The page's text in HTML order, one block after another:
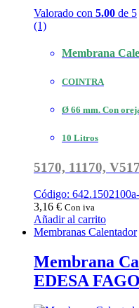
Valorado con 5.00 de 5
(1)
Membrana
COINTRA
Ø 66 mm. Con
10 Litros
5170, 11170,
Código:
3,16 € Con iva
Añadir al carrito
Membranas Calentador
Membrana
EDESA